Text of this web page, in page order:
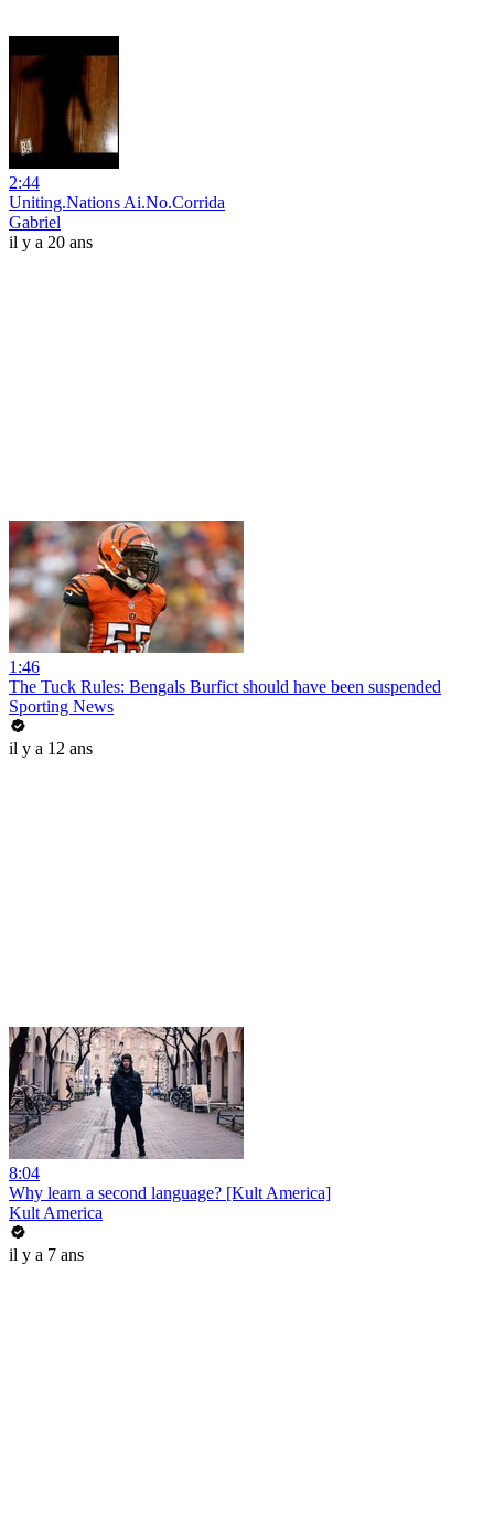
2:44
Uniting.Nations Ai.No.Corrida
Gabriel
il y a 20 ans
1:46
The Tuck Rules: Bengals Burfict should have been suspended
Sporting News
il y a 12 ans
8:04
Why learn a second language? [Kult America]
Kult America
il y a 7 ans